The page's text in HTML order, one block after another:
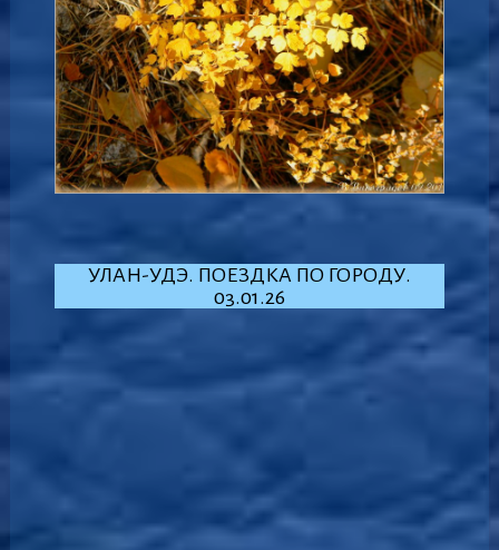
УЛАН-УДЭ. ПОЕЗДКА ПО ГОРОДУ.
03.01.26